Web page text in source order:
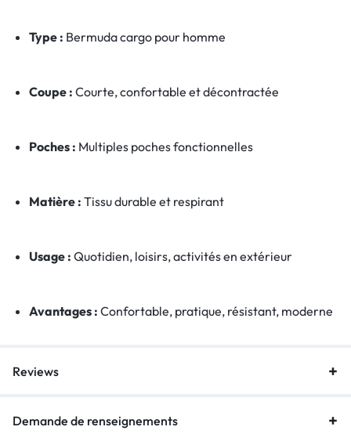
Type : Bermuda cargo pour homme
Coupe : Courte, confortable et décontractée
Poches : Multiples poches fonctionnelles
Matière : Tissu durable et respirant
Usage : Quotidien, loisirs, activités en extérieur
Avantages : Confortable, pratique, résistant, moderne
Reviews
Demande de renseignements